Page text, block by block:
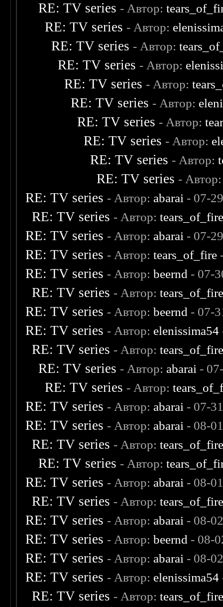
RE: TV series - Автор:
RE: TV series - Автор:
RE: TV series - Автор:
RE: TV series - Автор:
RE: TV series - Автор:
RE: TV series - Автор:
RE: TV series - Автор:
RE: TV series - Автор:
RE: TV series - Автор:
RE: TV series -
RE: TV series - Автор: abarai - 07-
RE: TV series - Автор:
RE: TV series - Автор: abarai - 07-
RE: TV series - Автор:tears_of_fire
RE: TV series - Автор:beernd - 07-
RE: TV series - Автор:
RE: TV series - Автор:beernd - 07-
RE: TV series - Автор: elenissima54
RE: TV series - Автор:
RE: TV series - Автор: abarai -
RE: TV series - Автор:
RE: TV series - Автор: abarai - 07-
RE: TV series - Автор: abarai - 08-
RE: TV series - Автор:
RE: TV series - Автор:
RE: TV series - Автор: abarai - 08-
RE: TV series - Автор:
RE: TV series - Автор: abarai - 08-
RE: TV series - Автор:beernd - 08-
RE: TV series - Автор: abarai - 08-
RE: TV series - Автор: elenissima54
RE: TV series - Автор: